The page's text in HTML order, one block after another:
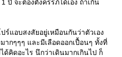
ปี จะต้องตั้งครรภ์ได้เอง ถ้าเกิน
ร์แอบสงสัยอยู่เหมือนกันว่าตัวเอง
ากๆๆๆ และมีเลือดออกเปื้อนๆ ทั้งที่
คิดอะไร นึกว่าเดินมากเกินไป ก็